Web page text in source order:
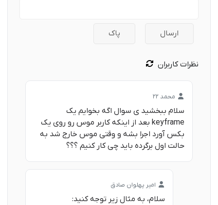
ارسال پاک
نظرات کاربران
محمد 22
سلام ببخشید ی سوال اگه بخوایم یک
keyframe بعد از اینکه کاربر موس رو روی یک
بکس آورد اجرا بشه و وقتی موس خارج شد به
حالت اول برگرده باید چی کار کنیم ؟؟؟
امیر پهلوان صادق
سلام، به مثال زیر توجه کنید: